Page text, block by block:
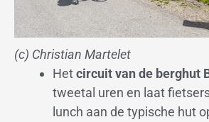
(c) Christian Martelet
Hetcircuit van de berghut
tweetal uren en laat
lunch aan de typische hut